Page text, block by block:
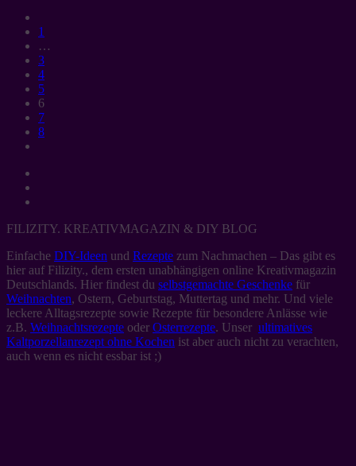
1
…
3
4
5
6
7
8
FILIZITY. KREATIVMAGAZIN & DIY BLOG
Einfache DIY-Ideen und Rezepte zum Nachmachen – Das gibt es
hier auf Filizity., dem ersten unabhängigen online Kreativmagazin
Deutschlands. Hier findest du selbstgemachte Geschenke für
Weihnachten, Ostern, Geburtstag, Muttertag und mehr. Und viele
leckere Alltagsrezepte sowie Rezepte für besondere Anlässe wie
z.B. Weihnachtsrezepte oder Osterrezepte. Unser ultimatives
Kaltporzellanrezept ohne Kochen ist aber auch nicht zu verachten,
auch wenn es nicht essbar ist ;)